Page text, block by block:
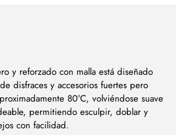
y reforzado con malla está diseñado
disfraces y accesorios fuertes pero
80°C, volviéndose suave
permitiendo esculpir, doblar y
con facilidad.